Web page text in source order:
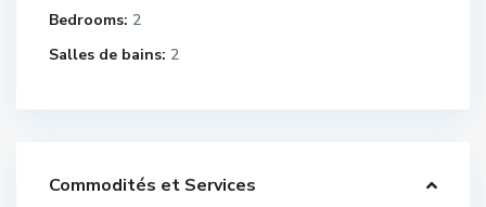
Bedrooms: 2
Salles de bains: 2
Commodités et Services